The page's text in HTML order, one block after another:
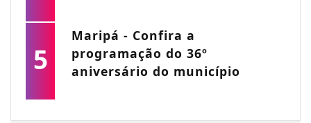
5
Maripá - Confira a
programação do 36º
aniversário do município